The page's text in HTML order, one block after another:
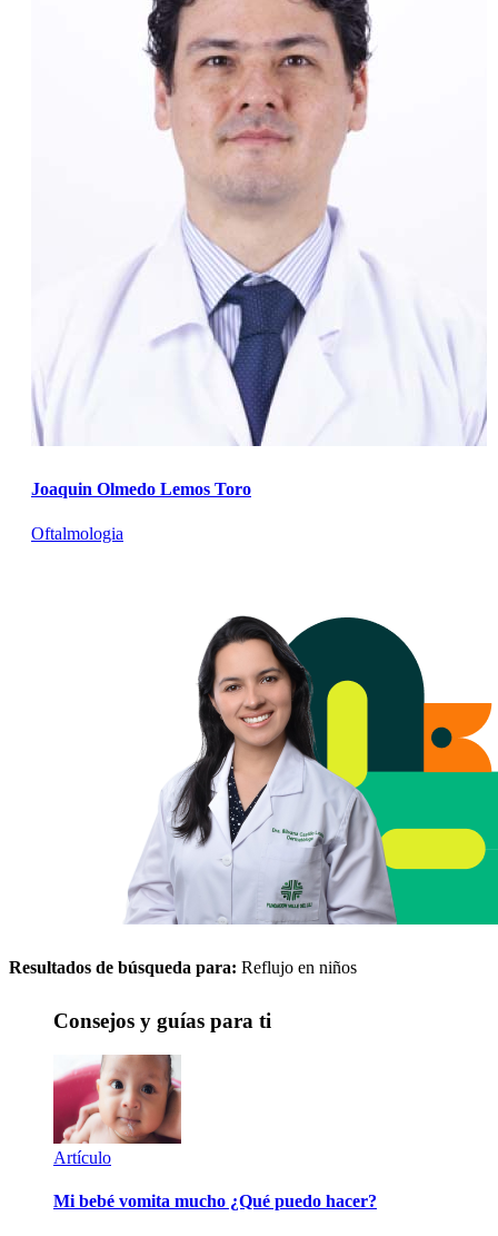
Joaquin Olmedo Lemos Toro
Oftalmologia
Resultados de búsqueda para: Reflujo en niños
Consejos y guías para ti
Artículo
Mi bebé vomita mucho ¿Qué puedo hacer?